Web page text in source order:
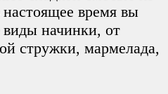
время вы
начинки, от
стружки, мармелада,